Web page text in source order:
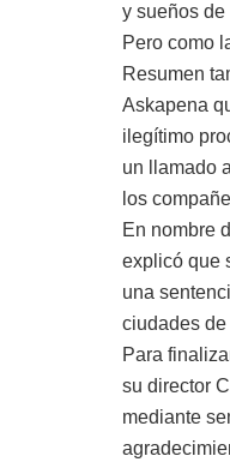
y sueños
Pero como
Resumen
Askapena
ilegítimo
un llamado
los
En nombre
explicó que
una
ciudades
Para
su director
mediante